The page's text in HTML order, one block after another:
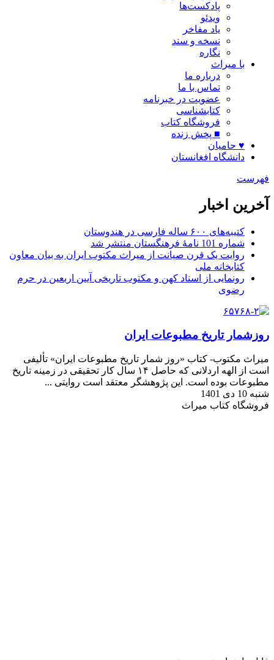
پادکست‌ها
ویدئو
یاد مفاخر
نسخه و سند
نگاره
با میراث
درباره ما
تماس با ما
عضویت در خبرنامه
کتابشناسی
فروشگاه کتاب
■ پخش زنده
♥ حامیان
دانشگاه افغانستان
فهرست
آخرین اخبار
کتیبه‌های ۶۰۰ ساله فارسی در هندوستان
شماره 101 نامۀ فرهنگستان منتشر شد
روایت یک قرن صیانت از میراث مکتوب ایران به بیان معاون
کتابخانه ملی
رونمایی از اسناد کهن و مکتوب تاریخی آیین اربعین در حرم
رضوی
روزشمار تاریخ مطبوعات ایران
میراث مکتوب- کتاب «روز شمار تاریخ مطبوعات ایران» تألیفی
است از الهه اردلانی که حاصل ۱۴ سال کار تحقیقی در زمینه تاریخ
مطبوعات بوده است. این پژوهشگر معتقد است روایتی ...
شنبه 10 دی 1401
فروشگاه کتاب میراث